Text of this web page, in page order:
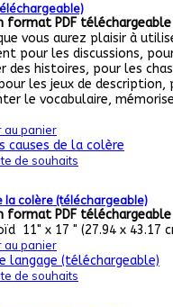
format PDF
vous aurez plaisir à
pour les discussions,
des histoires, pour les
les jeux de description,
le vocabulaire,
au panier
de souhaits
la colère (téléchargeable)
format PDF
11" x 17 " (27.94 x 43.17
au panier
de souhaits